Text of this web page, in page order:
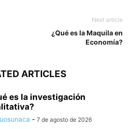
Next article
¿Qué es la Maquila en
Economía?
ARTICLES
es la investigación
- 7 de agosto de 2026